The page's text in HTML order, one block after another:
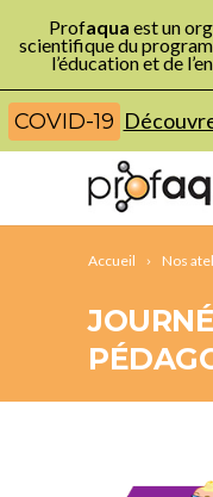
Profaqua est un
scientifique du
l’éducation et de
COVID-19
Accueil Nos